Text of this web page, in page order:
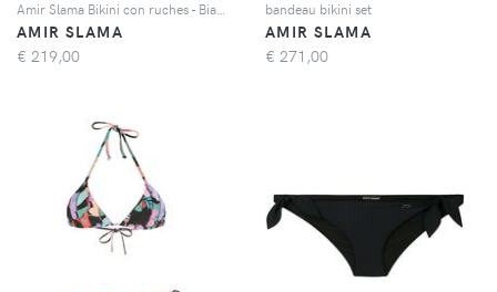
AMIR SLAMA
€ 219,00
bandeau bikini set
AMIR SLAMA
€ 271,00